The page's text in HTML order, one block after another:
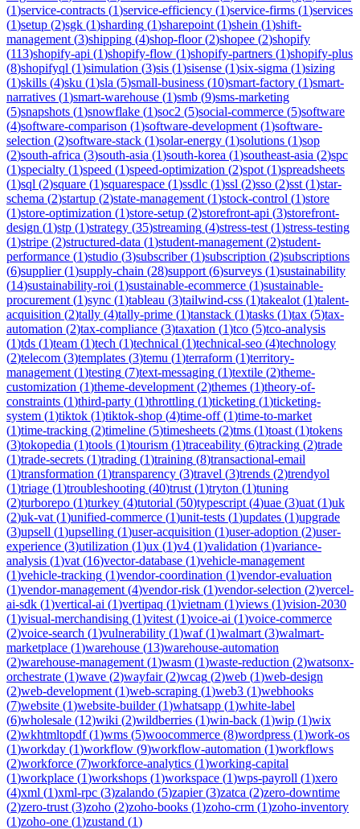
(1)service-contracts (1)service-efficiency (1)service-firms (1)services
(1)setup (2)sgk (1)sharding (1)sharepoint (1)shein (1)shift-
management (3)shipping (4)shop-floor(2)shopee (2)shopify
(113)shopify-api (1)shopify-flow (1)shopify-partners (1)shopify-plus
(8)shopifyql (1)simulation (3)sis (1)sisense (1)six-sigma (1)sizing
(1)skills (4)sku (1)sla (5)small-business (10)smart-factory (1)smart-
narratives (1)smart-warehouse (1)smb (9)sms-marketing
(5)snapshots (1)snowflake (1)soc2 (5)social-commerce (5)software
(4)software-comparison (1)software-development (1)software-
selection (2)software-stack (1)solar-energy (1)solutions (1)sop
(2)south-africa (3)south-asia (1)south-korea (1)southeast-asia (2)spc
(1)specialty (1)speed (1)speed-optimization (2)spot (1)spreadsheets
(1)sql (2)square (1)squarespace (1)ssdlc (1)ssl (2)sso (2)sst (1)star-
schema (2)startup (2)state-management (1)stock-control (1)store
(1)store-optimization (1)store-setup (2)storefront-api (3)storefront-
design (1)stp (1)strategy (35)streaming (4)stress-test (1)stress-testing
(1)stripe (2)structured-data (1)student-management (2)student-
performance (1)studio (3)subscriber(1)subscription (2)subscriptions
(6)supplier(1)supply-chain (28)support (6)surveys (1)sustainability
(14)sustainability-roi (1)sustainable-ecommerce (1)sustainable-
procurement (1)sync (1)tableau (3)tailwind-css (1)takealot (1)talent-
acquisition (2)tally (4)tally-prime (1)tanstack (1)tasks (1)tax (5)tax-
automation (2)tax-compliance (3)taxation (1)tco (5)tco-analysis
(1)tds (1)team (1)tech (1)technical (1)technical-seo (4)technology
(2)telecom (3)templates (3)temu (1)terraform (1)territory-
management (1)testing (7)text-messaging (1)textile (2)theme-
customization (1)theme-development (2)themes (1)theory-of-
constraints (1)third-party (1)throttling (1)ticketing (1)ticketing-
system (1)tiktok (1)tiktok-shop (4)time-off(1)time-to-market
(1)time-tracking (2)timeline (5)timesheets (2)tms (1)toast (1)tokens
(3)tokopedia (1)tools (1)tourism (1)traceability (6)tracking (2)trade
(1)trade-secrets (1)trading (1)training (8)transactional-email
(1)transformation (1)transparency (3)travel (3)trends (2)trendyol
(1)triage (1)troubleshooting (40)trust (1)tryton (1)tuning
(2)turborepo (1)turkey (4)tutorial (50)typescript (4)uae (3)uat (1)uk
(2)uk-vat (1)unified-commerce (1)unit-tests (1)updates (1)upgrade
(3)upsell (1)upselling (1)user-acquisition (1)user-adoption (2)user-
experience (3)utilization (1)ux (1)v4 (1)validation (1)variance-
analysis (1)vat (16)vector-database (1)vehicle-management
(1)vehicle-tracking (1)vendor-coordination (1)vendor-evaluation
(1)vendor-management (4)vendor-risk (1)vendor-selection (2)vercel-
ai-sdk (1)vertical-ai (1)vertipaq (1)vietnam (1)views (1)vision-2030
(1)visual-merchandising (1)vitest (1)voice-ai (1)voice-commerce
(2)voice-search (1)vulnerability (1)waf(1)walmart (3)walmart-
marketplace (1)warehouse (13)warehouse-automation
(2)warehouse-management (1)wasm (1)waste-reduction (2)watsonx-
orchestrate (1)wave (2)wayfair(2)wcag (2)web (1)web-design
(2)web-development (1)web-scraping (1)web3 (1)webhooks
(7)website (1)website-builder(1)whatsapp (1)white-label
(6)wholesale (12)wiki (2)wildberries (1)win-back (1)wip (1)wix
(2)wkhtmltopdf(1)wms (5)woocommerce (8)wordpress (1)work-os
(1)workday (1)workflow (9)workflow-automation (1)workflows
(2)workforce (7)workforce-analytics (1)working-capital
(1)workplace (1)workshops (1)workspace (1)wps-payroll (1)xero
(4)xml (1)xml-rpc (3)zalando (5)zapier(3)zatca (2)zero-downtime
(2)zero-trust (3)zoho (2)zoho-books (1)zoho-crm (1)zoho-inventory
(1)zoho-one (1)zustand (1)